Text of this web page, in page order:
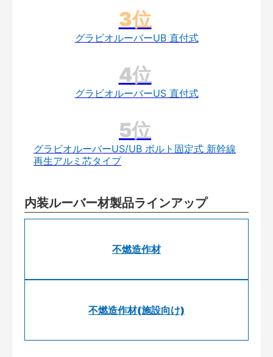
グラビオルーバーUB 直付式
グラビオルーバーUS 直付式
グラビオルーバーUS/UB ボルト固定式 新幹線
再生アルミ芯タイプ
内装ルーバー材製品ラインアップ
不燃造作材
不燃造作材(施設向け)